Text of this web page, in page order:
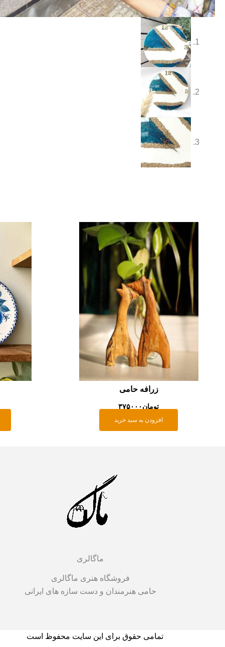
زرافه حامی
تومان۳۷۵۰۰۰
افزودن به سبد خرید
ماگالری
فروشگاه هنری ماگالری
حامی هنرمندان و دست سازه های ایرانی
تمامی حقوق برای این سایت محفوظ است